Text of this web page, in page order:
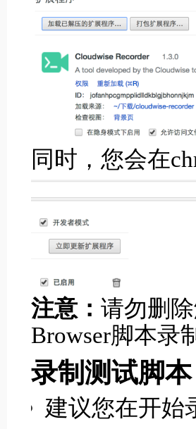
同时，您会在
注意： 请勿删
Browser脚本录
录制测试脚本
建议您在开始